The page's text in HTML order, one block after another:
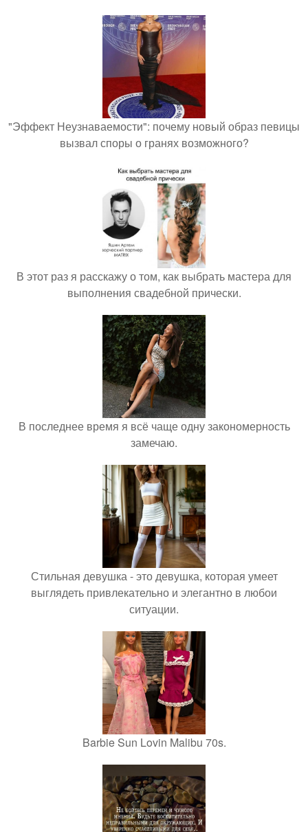
"Эффект Неузнаваемости": почему новый образ певицы
вызвал споры о гранях возможного?
В этот раз я расскажу о том, как выбрать мастера для
выполнения свадебной прически.
В последнее время я всё чаще одну закономерность
замечаю.
Стильная девушка - это девушка, которая умеет
выглядеть привлекательно и элегантно в любои
ситуации.
Barbie Sun Lovin Malibu 70s.